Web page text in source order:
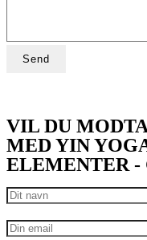
VIL DU
MED YIN
ELEMENTER -